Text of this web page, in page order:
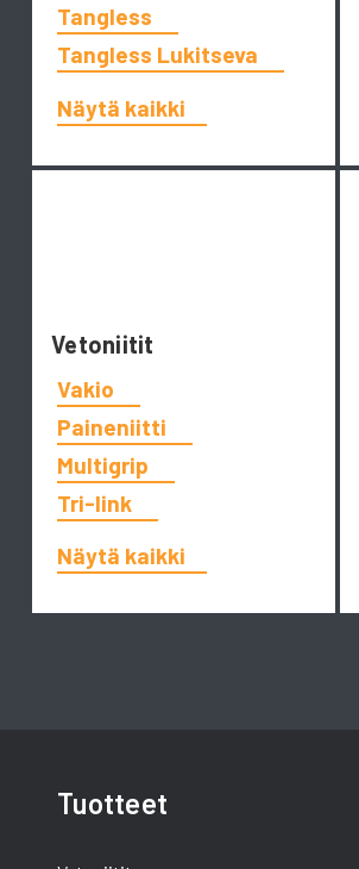
Tangless
Tangless Lukitseva
Näytä kaikki
Vetoniitit
Vakio
Paineniitti
Multigrip
Tri-link
Näytä kaikki
Tuotteet